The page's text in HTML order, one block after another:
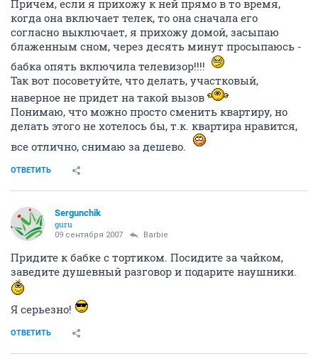
Причем, если я прихожу к ней прямо в то время,
когда она включает телек, то она сначала его
согласно выключает, я прихожу домой, засыпаю
блаженным сном, через десять минут просыпаюсь -
бабка опять включила телевизор!!!!
Так вот посоветуйте, что делать, участковый,
наверное не придет на такой вызов
Понимаю, что можно просто сменить квартиру, но
делать этого не хотелось бы, т.к. квартира нравится,
все отлично, снимаю за дешево.
ОТВЕТИТЬ
Sergunchik
guru
09 сентября 2007 Barbie
Придите к бабке с тортиком. Посидите за чайком,
заведите душевный разговор и подарите наушники.
Я серьезно!
ОТВЕТИТЬ